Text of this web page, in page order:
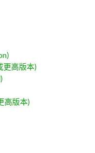
更高版本)
高版本)